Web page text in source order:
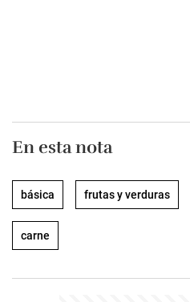
En esta nota
básica frutas y verduras
carne